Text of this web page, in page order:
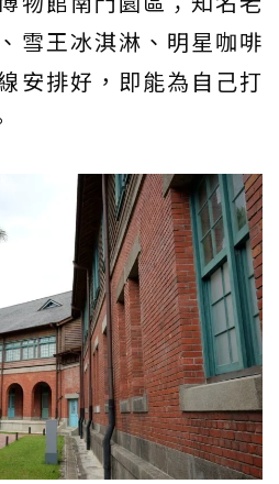
雪王冰淇淋、明星咖啡
安排好，即能為自己打